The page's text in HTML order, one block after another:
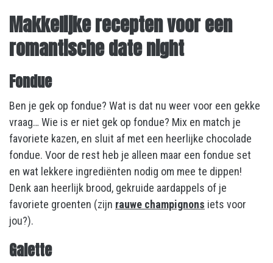
Makkelijke recepten voor een
romantische date night
Fondue
Ben je gek op fondue? Wat is dat nu weer voor een gekke
vraag… Wie is er niet gek op fondue? Mix en match je
favoriete kazen, en sluit af met een heerlijke chocolade
fondue. Voor de rest heb je alleen maar een fondue set
en wat lekkere ingrediënten nodig om mee te dippen!
Denk aan heerlijk brood, gekruide aardappels of je
favoriete groenten (zijn rauwe champignons iets voor
jou?).
Galette